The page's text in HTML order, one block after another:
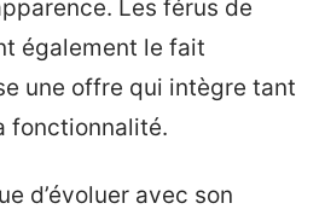
Les férus de
également le fait
une offre qui intègre tant
fonctionnalité.
d’évoluer avec son